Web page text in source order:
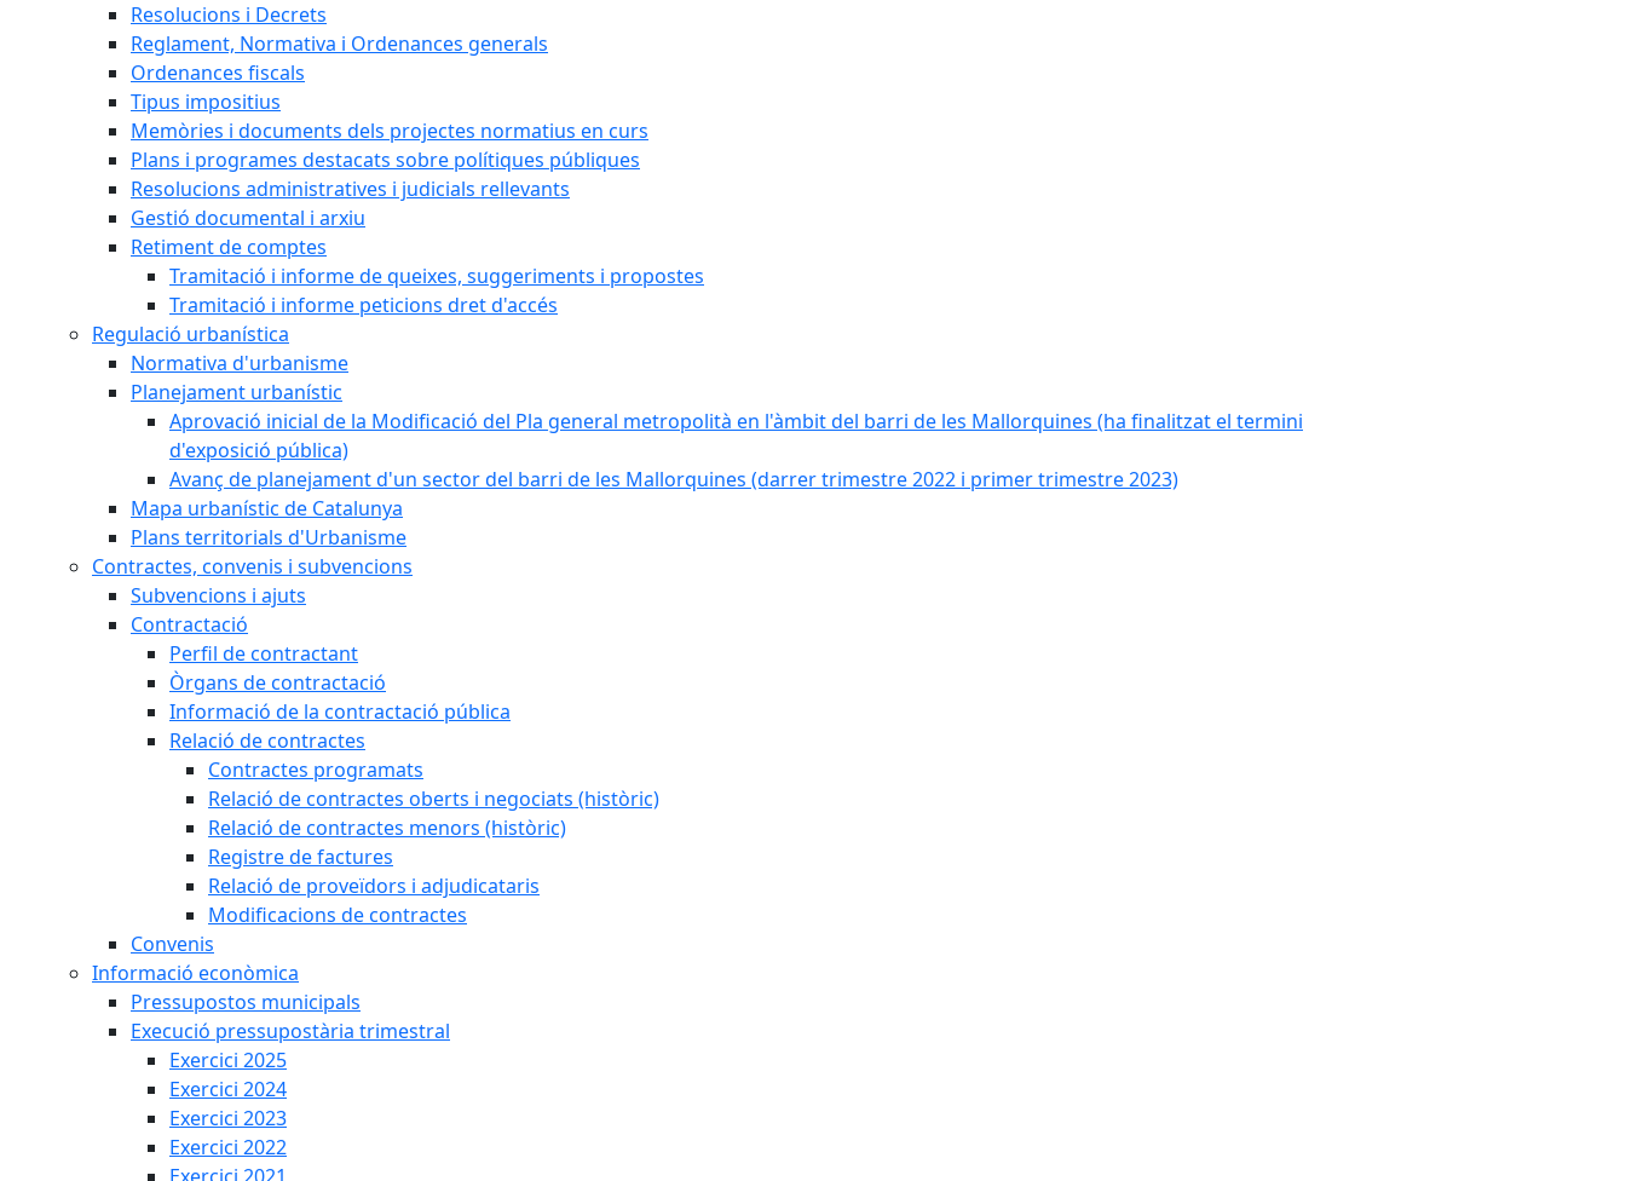
Resolucions i Decrets
Reglament, Normativa i Ordenances generals
Ordenances fiscals
Tipus impositius
Memòries i documents dels projectes normatius en curs
Plans i programes destacats sobre polítiques públiques
Resolucions administratives i judicials rellevants
Gestió documental i arxiu
Retiment de comptes
Tramitació i informe de queixes, suggeriments i propostes
Tramitació i informe peticions dret d'accés
Regulació urbanística
Normativa d'urbanisme
Planejament urbanístic
Aprovació inicial de la Modificació del Pla general metropolità en l'àmbit del barri de les Mallorquines (ha finalitzat el termini
d'exposició pública)
Avanç de planejament d'un sector del barri de les Mallorquines (darrer trimestre 2022 i primer trimestre 2023)
Mapa urbanístic de Catalunya
Plans territorials d'Urbanisme
Contractes, convenis i subvencions
Subvencions i ajuts
Contractació
Perfil de contractant
Òrgans de contractació
Informació de la contractació pública
Relació de contractes
Contractes programats
Relació de contractes oberts i negociats (històric)
Relació de contractes menors (històric)
Registre de factures
Relació de proveïdors i adjudicataris
Modificacions de contractes
Convenis
Informació econòmica
Pressupostos municipals
Execució pressupostària trimestral
Exercici 2025
Exercici 2024
Exercici 2023
Exercici 2022